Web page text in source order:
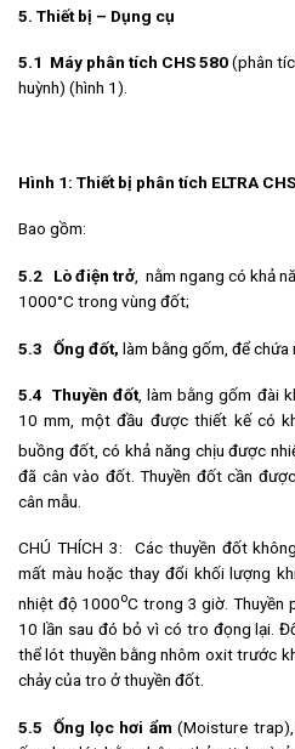
5. Thiết bị – Dụng cụ
5.1 Máy phân tích CHS 580(phân
huỳnh) (hình 1).
Hình 1: Thiết bị phân tích ELTRA
Bao gồm:
5.2 Lò điện trở , nằm ngang có khả
1000°C trong vùng đốt;
5.3 Ống đốt, làm bằng gốm, để chứa
5.4 Thuyền đốt, làm bằng gốm đài
10 mm, một đầu được thiết kế có
buồng đốt, có khả năng chịu được
đã cân vào đốt. Thuyền đốt cần
cân mẫu.
CHÚ THÍCH 3: Các thuyền đốt
mất màu hoặc thay đổi khối lượng
nhiệt độ 1000oC trong 3 giờ. Thuyền
10 lần sau đó bỏ vì có tro đọng lại.
thể lót thuyền bằng nhôm oxit trước
chảy của tro ở thuyền đốt.
5.5 Ống lọc hơi ẩm(Moisture